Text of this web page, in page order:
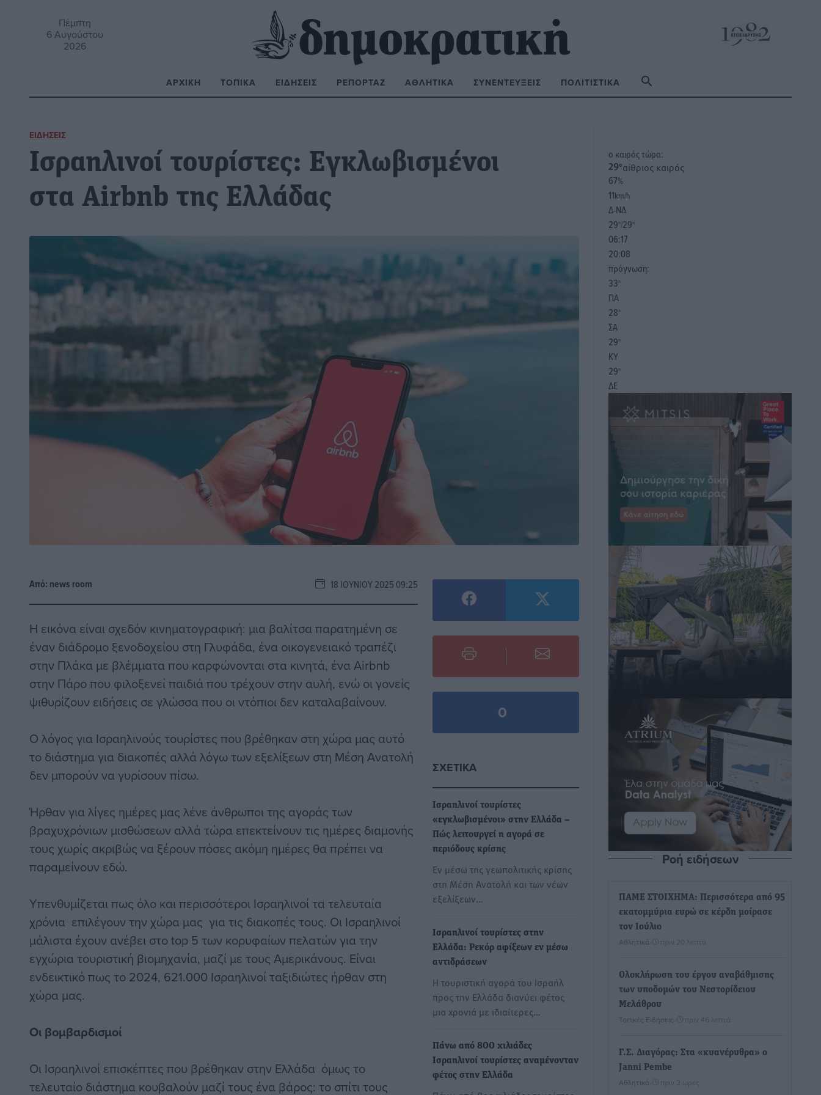
Πέμπτη
6 Αυγούστου
2026
ΑΡΧΙΚΉ ΤΟΠΙΚΆ ΕΙΔΉΣΕΙΣ ΡΕΠΟΡΤΆΖ ΑΘΛΗΤΙΚΆ ΣΥΝΕΝΤΕΎΞΕΙΣ ΠΟΛΙΤΙΣΤΙΚΆ
ΕΙΔΉΣΕΙΣ
Ισραηλινοί τουρίστες: Εγκλωβισμένοι
στα Airbnb της Ελλάδας
Από: news room 18 ΙΟΥΝΊΟΥ 2025 09:25
Η εικόνα είναι σχεδόν κινηματογραφική: μια βαλίτσα παρατημένη σε
έναν διάδρομο ξενοδοχείου στη Γλυφάδα, ένα οικογενειακό τραπέζι
στην Πλάκα με βλέμματα που καρφώνονται στα κινητά, ένα Airbnb
στην Πάρο που φιλοξενεί παιδιά που τρέχουν στην αυλή, ενώ οι γονείς
ψιθυρίζουν ειδήσεις σε γλώσσα που οι ντόπιοι δεν καταλαβαίνουν.
Ο λόγος για Ισραηλινούς τουρίστες που βρέθηκαν στη χώρα μας αυτό
το διάστημα για διακοπές αλλά λόγω των εξελίξεων στη Μέση Ανατολή
δεν μπορούν να γυρίσουν πίσω.
Ήρθαν για λίγες ημέρες μας λένε άνθρωποι της αγοράς των
βραχυχρόνιων μισθώσεων αλλά τώρα επεκτείνουν τις ημέρες διαμονής
τους χωρίς ακριβώς να ξέρουν πόσες ακόμη ημέρες θα πρέπει να
παραμείνουν εδώ.
Υπενθυμίζεται πως όλο και περισσότεροι Ισραηλινοί τα τελευταία
χρόνια επιλέγουν την χώρα μας για τις διακοπές τους. Οι Ισραηλινοί
μάλιστα έχουν ανέβει στο top 5 των κορυφαίων πελατών για την
εγχώρια τουριστική βιομηχανία, μαζί με τους Αμερικάνους. Είναι
ενδεικτικό πως το 2024, 621.000 Ισραηλινοί ταξιδιώτες ήρθαν στη
χώρα μας.
Οι βομβαρδισμοί
Οι Ισραηλινοί επισκέπτες που βρέθηκαν στην Ελλάδα όμως το
τελευταίο διάστημα κουβαλούν μαζί τους ένα βάρος: το σπίτι τους
0
ΣΧΕΤΙΚΆ
Ισραηλινοί τουρίστες
«εγκλωβισμένοι» στην Ελλάδα –
Πώς λειτουργεί η αγορά σε
περιόδους κρίσης
Εν μέσω της γεωπολιτικής κρίσης
στη Μέση Ανατολή και των νέων
εξελίξεων…
Ισραηλινοί τουρίστες στην
Ελλάδα: Ρεκόρ αφίξεων εν μέσω
αντιδράσεων
Η τουριστική αγορά του Ισραήλ
προς την Ελλάδα διανύει φέτος
μια χρονιά με ιδιαίτερες…
Πάνω από 800 χιλιάδες
Ισραηλινοί τουρίστες αναμένονταν
φέτος στην Ελλάδα
o καιρός τώρα:
29°αίθριος καιρός
67%
11km/h
Δ-ΝΔ
29°/29°
06:17
20:08
πρόγνωση:
33°
ΠΑ
28°
ΣΑ
29°
ΚΥ
29°
ΔΕ
Ροή ειδήσεων
ΠΑΜΕ ΣΤΟΙΧΗΜΑ: Περισσότερα από 95
εκατομμύρια ευρώ σε κέρδη μοίρασε
τον Ιούλιο
Αθλητικά πριν 20 λεπτά
Ολοκλήρωση του έργου αναβάθμισης
των υποδομών του Νεστορίδειου
Μελάθρου
Τοπικές Ειδήσεις πριν 46 λεπτά
Γ.Σ. Διαγόρας: Στα «κυανέρυθρα» ο
Janni Pembe
Αθλητικά πριν 2 ώρες